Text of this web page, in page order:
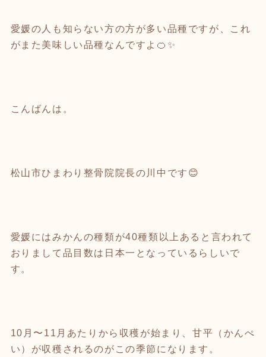
愛媛の人も知らない方の方が多い品種ですが、これ
がまた美味しい品種なんですよ🍊✨
こんばんは。
松山市ひまわり整骨院院長の川中です😊
愛媛にはみかんの種類が40種類以上あると言われて
おりまして品目数は日本一となっているらしいで
す。
10月〜11月あたりから収穫が始まり、甘平（かんぺ
い）が収穫されるのがこの季節になります。